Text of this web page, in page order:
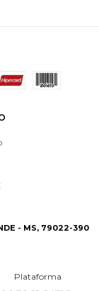
- MS, 79022-390
Plataforma